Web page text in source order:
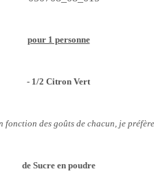
pour 1 personne
- 1/2 Citron Vert
fonction des goûts de chacun, je
de Sucre en poudre